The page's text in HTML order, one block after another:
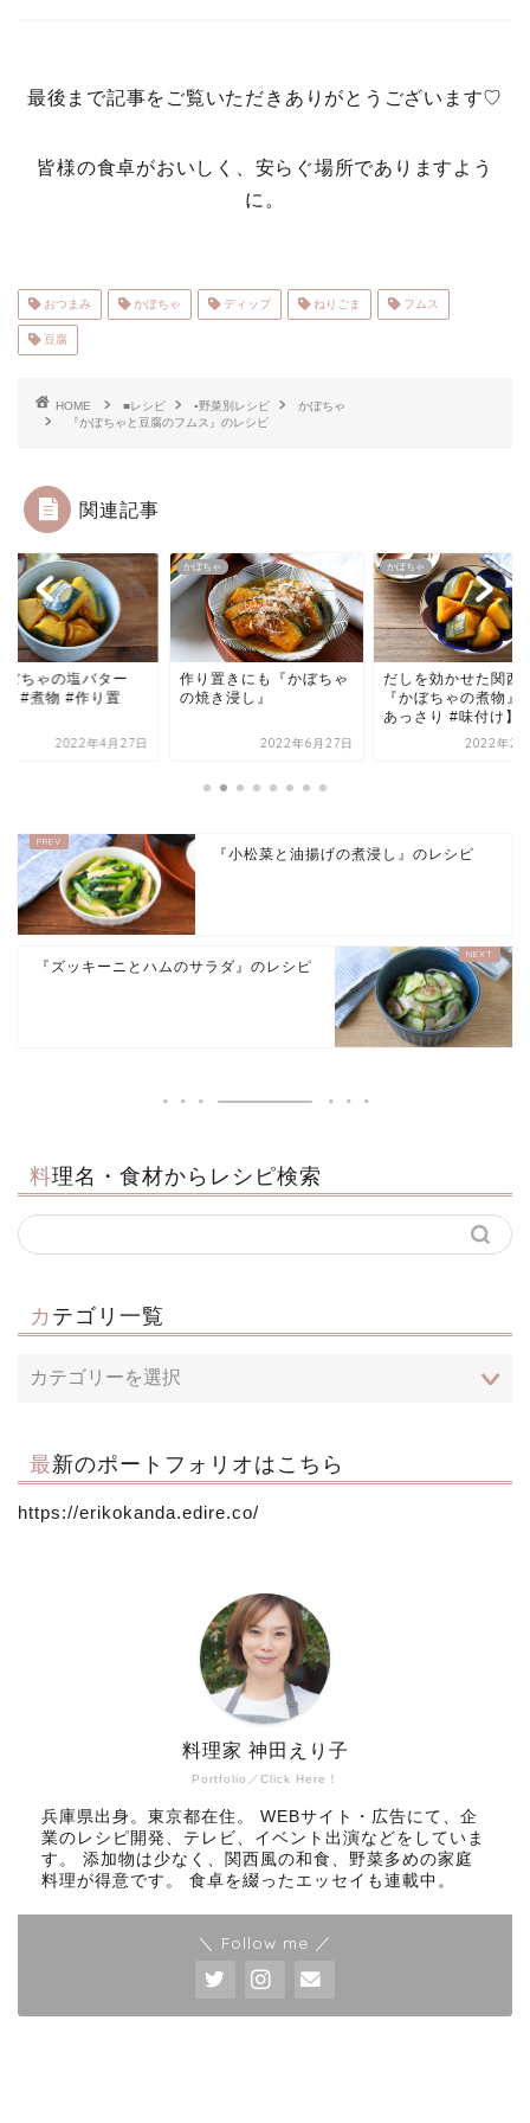
最後まで記事をご覧いただきありがとうございます♡
皆様の食卓がおいしく、安らぐ場所でありますよう
に。
おつまみ かぼちゃ ディップ ねりごま フムス
豆腐
HOME ■レシピ ▪野菜別レシピ
かぼちゃ
『かぼちゃと豆腐のフムス』のレシピ
関連記事
ぼちゃの塩バター
【#煮物 #作り置
2022年4月27日
かぼちゃ
作り置きにも『かぼちゃ
の焼き浸し』
2022年6月27日
かぼちゃ
だしを効かせた関西
『かぼちゃの煮物』
あっさり #味付け】
2022年2
『小松菜と油揚げの煮浸し』のレシピ
『ズッキーニとハムのサラダ』のレシピ
料理名・食材からレシピ検索
カテゴリ一覧
最新のポートフォリオはこちら
https://erikokanda.edire.co/
Portfolio／Click Here！
料理家 神田えり子
兵庫県出身。東京都在住。 WEBサイト・広告にて、企
業のレシピ開発、テレビ、イベント出演などをしていま
す。 添加物は少なく、関西風の和食、野菜多めの家庭
料理が得意です。 食卓を綴ったエッセイも連載中。
＼ Follow me ／